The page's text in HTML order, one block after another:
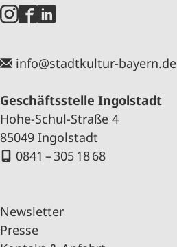
info@stadtkultur-bayern.de
Geschäftsstelle Ingolstadt
Hohe-Schul-Straße 4
85049 Ingolstadt
0841 – 305 18 68
Newsletter
Presse